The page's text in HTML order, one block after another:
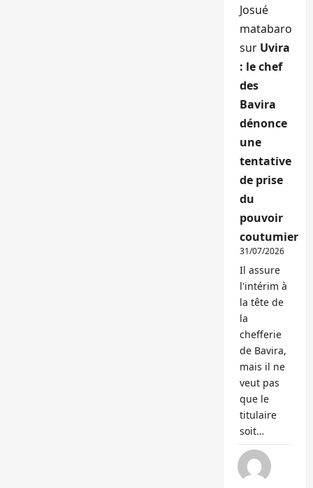
Josué
matabaro
sur Uvira
: le chef
des
Bavira
dénonce
une
tentative
de prise
du
pouvoir
coutumier
31/07/2026
Il assure
l'intérim à
la tête de
la
chefferie
de Bavira,
mais il ne
veut pas
que le
titulaire
soit…